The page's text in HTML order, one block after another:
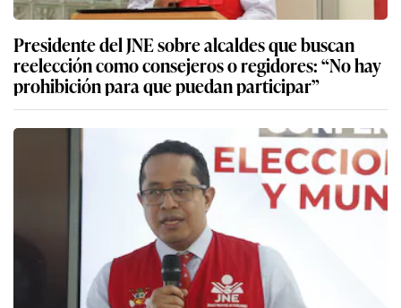
Presidente del JNE sobre alcaldes que buscan
reelección como consejeros o regidores: “No hay
prohibición para que puedan participar”